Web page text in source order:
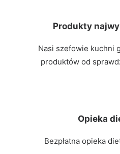
Produkty
Nasi szefowie kuchni
produktów od
Opieka
Bezpłatna opieka